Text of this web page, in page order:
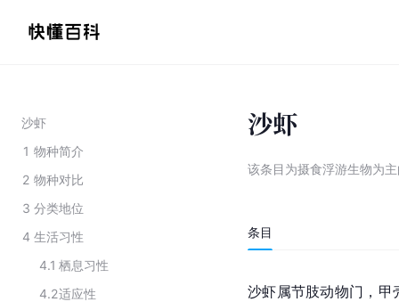
沙虾
1 物种简介
2 物种对比
3 分类地位
4 生活习性
4.1 栖息习性
4.2适应性
沙虾
该条目为摄食浮游生物为
条目
沙虾属节肢动物门，甲